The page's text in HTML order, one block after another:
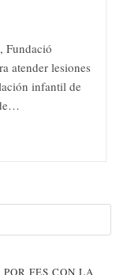
Fundació
atender lesiones
infantil de
FES CON LA